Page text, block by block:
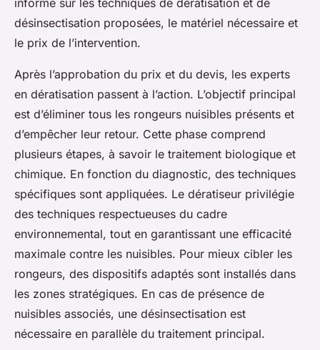
informe sur les techniques de dératisation et de
désinsectisation proposées, le matériel nécessaire et
le prix de l’intervention.
Après l’approbation du prix et du devis, les experts
en dératisation passent à l’action. L’objectif principal
est d’éliminer tous les rongeurs nuisibles présents et
d’empêcher leur retour. Cette phase comprend
plusieurs étapes, à savoir le traitement biologique et
chimique. En fonction du diagnostic, des techniques
spécifiques sont appliquées. Le dératiseur privilégie
des techniques respectueuses du cadre
environnemental, tout en garantissant une efficacité
maximale contre les nuisibles. Pour mieux cibler les
rongeurs, des dispositifs adaptés sont installés dans
les zones stratégiques. En cas de présence de
nuisibles associés, une désinsectisation est
nécessaire en parallèle du traitement principal.